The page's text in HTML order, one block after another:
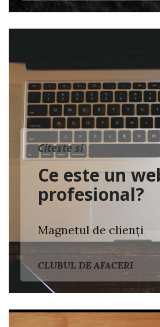
Citeste si
Ce este un
profesional?
Magnetul de clienți
CLUBUL DE AFACERI